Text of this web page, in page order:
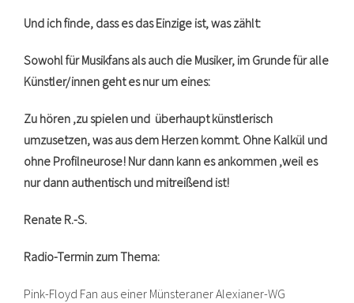
Und ich finde, dass es das Einzige ist, was zählt:
Sowohl für Musikfans als auch die Musiker, im Grunde für alle
Künstler/innen geht es nur um eines:
Zu hören ,zu spielen und überhaupt künstlerisch
umzusetzen, was aus dem Herzen kommt. Ohne Kalkül und
ohne Profilneurose! Nur dann kann es ankommen ,weil es
nur dann authentisch und mitreißend ist!
Renate R.-S.
Radio-Termin zum Thema:
Pink-Floyd Fan aus einer Münsteraner Alexianer-WG